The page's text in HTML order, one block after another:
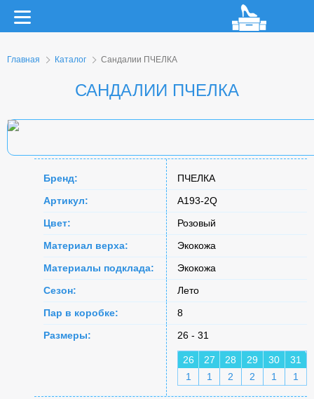
Главная Каталог Сандалии ПЧЕЛКА
САНДАЛИИ ПЧЕЛКА
Бренд:
ПЧЕЛКА
Артикул:
A193-2Q
Цвет:
Розовый
Материал верха:
Экокожа
Материалы подклада:
Экокожа
Сезон:
Лето
Пар в коробке:
8
Размеры:
26 - 31
26 27 28 29 30
31
1
1 2 2 1 1